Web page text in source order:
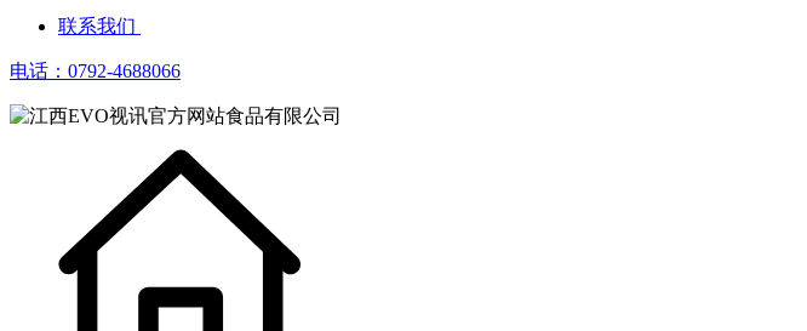
联系我们
电话：0792-4688066